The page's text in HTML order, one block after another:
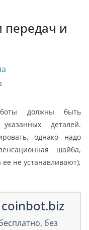
передач и
должны быть
деталей.
однако надо
шайба,
не устанавливают),
без